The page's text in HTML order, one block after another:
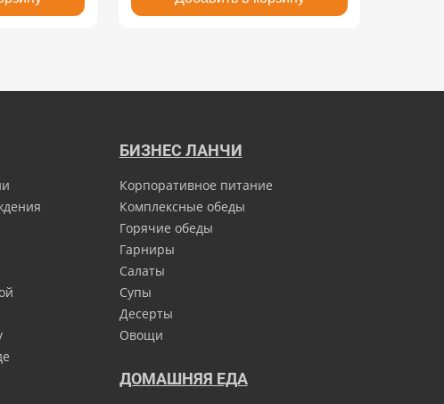
БИЗНЕС ЛАНЧИ
Корпоративное питание
Комплексные обеды
Горячие обеды
Гарниры
Салаты
Супы
Десерты
Овощи
ДОМАШНЯЯ ЕДА